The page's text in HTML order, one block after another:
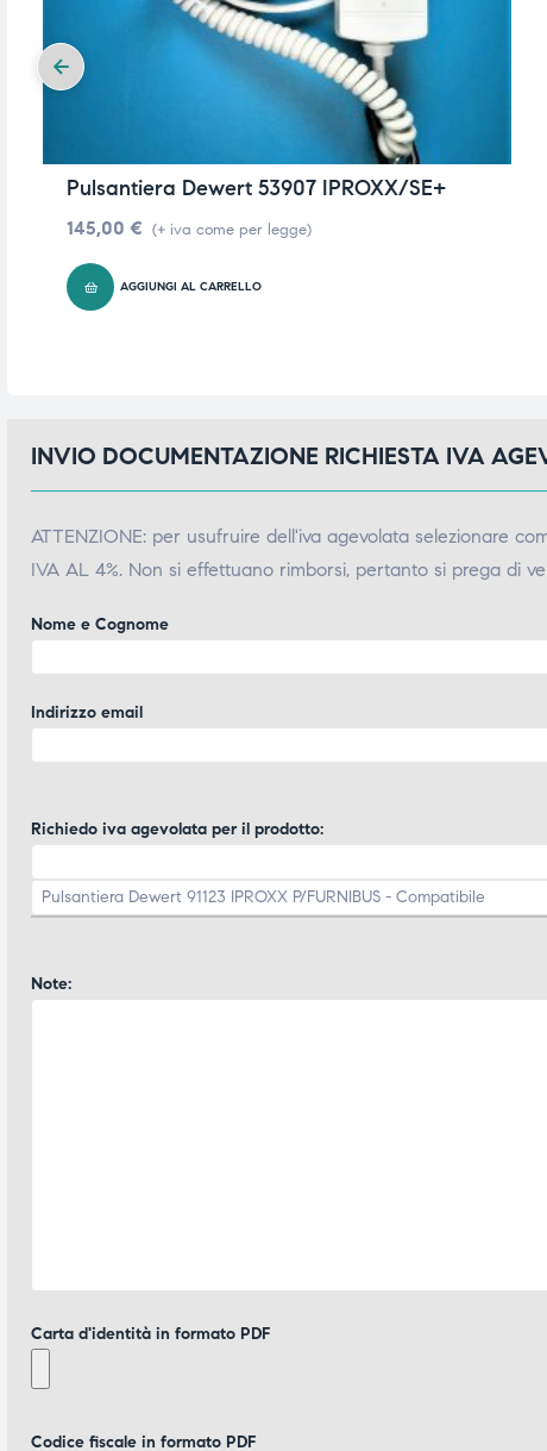
Pulsantiera Dewert 53907 IPROXX/SE+
145,00 € (+ iva come per legge)
AGGIUNGI AL CARRELLO
INVIO DOCUMENTAZIONE RICHIESTA IVA
ATTENZIONE: per usufruire dell'iva agevolata selezionare
IVA AL 4%. Non si effettuano rimborsi, pertanto si prega di
Nome e Cognome
Indirizzo email
Richiedo iva agevolata per il prodotto:
Note:
Carta d'identità in formato PDF
Codice fiscale in formato PDF